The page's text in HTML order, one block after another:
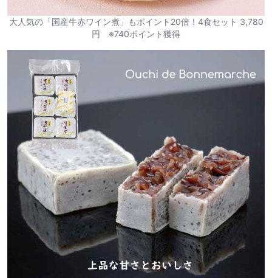
大人気の「国産牛赤ワイン煮」もポイント20倍！4食セット 3,780
円 ※740ポイント獲得